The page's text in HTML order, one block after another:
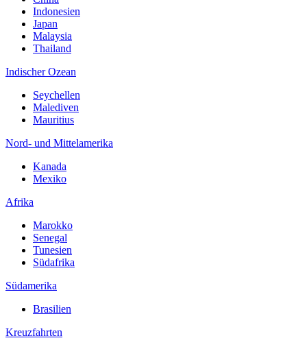
Indonesien
Japan
Malaysia
Thailand
Indischer Ozean
Seychellen
Malediven
Mauritius
Nord- und Mittelamerika
Kanada
Mexiko
Afrika
Marokko
Senegal
Tunesien
Südafrika
Südamerika
Brasilien
Kreuzfahrten